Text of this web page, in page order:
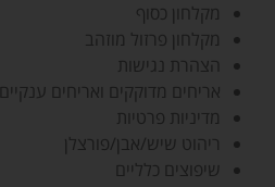
מקלחון כסוף
מקלחון פרזול מוזהב
הצהרת נגישות
אריחים מדוקקים ואריחים ענקיים
מדיניות פרטיות
ריהוט שיש/אבן/פורצלן
שיפוצים כלליים